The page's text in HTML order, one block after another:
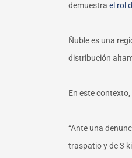
demuestra el rol
Ñuble es una
distribución
En este
“Ante una
traspatio y de 3